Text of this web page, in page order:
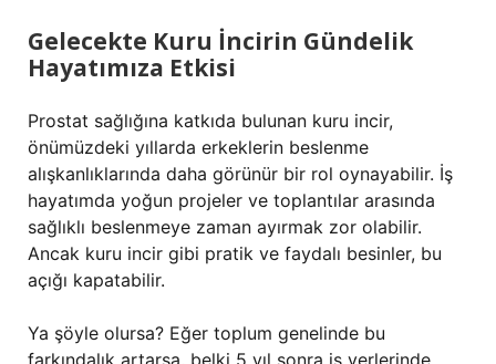
Gelecekte Kuru İncirin Gündelik
Hayatımıza Etkisi
Prostat sağlığına katkıda bulunan kuru incir,
önümüzdeki yıllarda erkeklerin beslenme
alışkanlıklarında daha görünür bir rol oynayabilir. İş
hayatımda yoğun projeler ve toplantılar arasında
sağlıklı beslenmeye zaman ayırmak zor olabilir.
Ancak kuru incir gibi pratik ve faydalı besinler, bu
açığı kapatabilir.
Ya şöyle olursa? Eğer toplum genelinde bu
farkındalık artarsa, belki 5 yıl sonra iş yerlerinde